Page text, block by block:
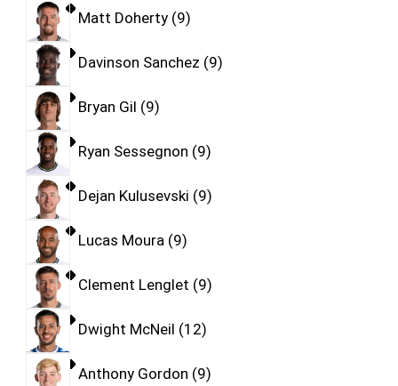
Matt Doherty 9
Davinson Sanchez 9
Bryan Gil 9
Ryan Sessegnon 9
Dejan Kulusevski 9
Lucas Moura 9
Clement Lenglet 9
Dwight McNeil 12
Anthony Gordon 9